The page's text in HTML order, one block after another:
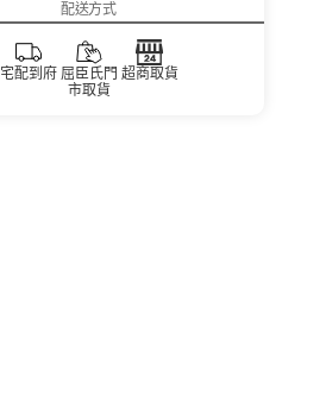
配送方式
宅配到府 屈臣氏門
市取貨
超商取貨